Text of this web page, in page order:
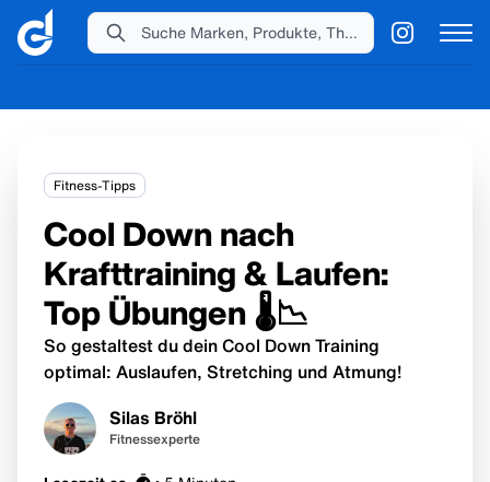
Fitness-Tipps
Cool Down nach
Krafttraining & Laufen:
Top Übungen 🌡️📉
So gestaltest du dein Cool Down Training
optimal: Auslaufen, Stretching und Atmung!
Silas Bröhl
Fitnessexperte